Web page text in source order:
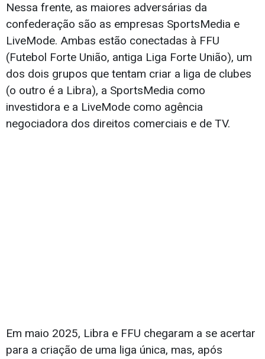
Nessa frente, as maiores adversárias da
confederação são as empresas SportsMedia e
LiveMode. Ambas estão conectadas à FFU
(Futebol Forte União, antiga Liga Forte União), um
dos dois grupos que tentam criar a liga de clubes
(o outro é a Libra), a SportsMedia como
investidora e a LiveMode como agência
negociadora dos direitos comerciais e de TV.
Em maio 2025, Libra e FFU chegaram a se acertar
para a criação de uma liga única, mas, após